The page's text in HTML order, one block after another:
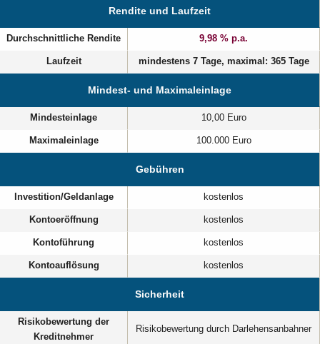
Rendite und Laufzeit
Durchschnittliche Rendite 9,98 % p.a.
Laufzeit mindestens 7 Tage, maximal: 365 Tage
Mindest- und Maximaleinlage
Mindesteinlage 10,00 Euro
Maximaleinlage 100.000 Euro
Gebühren
Investition/Geldanlage kostenlos
Kontoeröffnung kostenlos
Kontoführung kostenlos
Kontoauflösung kostenlos
Sicherheit
Risikobewertung der
Kreditnehmer
Risikobewertung durch Darlehensanbahner